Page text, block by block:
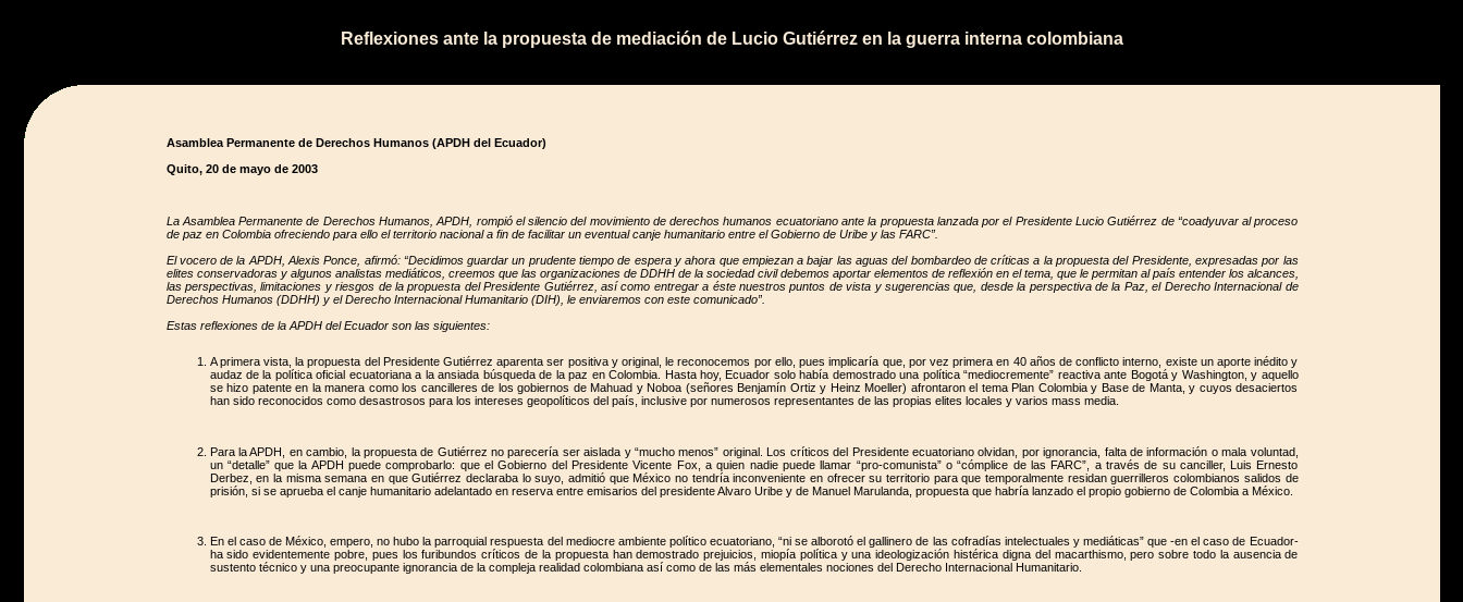
Reflexiones ante la propuesta de mediación de Lucio Gutiérrez en la guerra interna colombiana
Asamblea Permanente de Derechos Humanos (APDH del Ecuador)
Quito, 20 de mayo de 2003
La Asamblea Permanente de Derechos Humanos, APDH, rompió el silencio del movimiento de derechos humanos ecuatoriano ante la propuesta lanzada por el Presidente Lucio Gutiérrez de “coadyuvar al proceso
de paz en Colombia ofreciendo para ello el territorio nacional a fin de facilitar un eventual canje humanitario entre el Gobierno de Uribe y las FARC”.
El vocero de la APDH, Alexis Ponce, afirmó: “Decidimos guardar un prudente tiempo de espera y ahora que empiezan a bajar las aguas del bombardeo de críticas a la propuesta del Presidente, expresadas por las
elites conservadoras y algunos analistas mediáticos, creemos que las organizaciones de DDHH de la sociedad civil debemos aportar elementos de reflexión en el tema, que le permitan al país entender los alcances,
las perspectivas, limitaciones y riesgos de la propuesta del Presidente Gutiérrez, así como entregar a éste nuestros puntos de vista y sugerencias que, desde la perspectiva de la Paz, el Derecho Internacional de
Derechos Humanos (DDHH) y el Derecho Internacional Humanitario (DIH), le enviaremos con este comunicado”.
Estas reflexiones de la APDH del Ecuador son las siguientes:
A primera vista, la propuesta del Presidente Gutiérrez aparenta ser positiva y original, le reconocemos por ello, pues implicaría que, por vez primera en 40 años de conflicto interno, existe un aporte inédito y
audaz de la política oficial ecuatoriana a la ansiada búsqueda de la paz en Colombia. Hasta hoy, Ecuador solo había demostrado una política “mediocremente” reactiva ante Bogotá y Washington, y aquello
se hizo patente en la manera como los cancilleres de los gobiernos de Mahuad y Noboa (señores Benjamín Ortiz y Heinz Moeller) afrontaron el tema Plan Colombia y Base de Manta, y cuyos desaciertos
han sido reconocidos como desastrosos para los intereses geopolíticos del país, inclusive por numerosos representantes de las propias elites locales y varios mass media.
Para la APDH, en cambio, la propuesta de Gutiérrez no parecería ser aislada y “mucho menos” original. Los críticos del Presidente ecuatoriano olvidan, por ignorancia, falta de información o mala voluntad,
un “detalle” que la APDH puede comprobarlo: que el Gobierno del Presidente Vicente Fox, a quien nadie puede llamar “pro-comunista” o “cómplice de las FARC”, a través de su canciller, Luis Ernesto
Derbez, en la misma semana en que Gutiérrez declaraba lo suyo, admitió que México no tendría inconveniente en ofrecer su territorio para que temporalmente residan guerrilleros colombianos salidos de
prisión, si se aprueba el canje humanitario adelantado en reserva entre emisarios del presidente Alvaro Uribe y de Manuel Marulanda, propuesta que habría lanzado el propio gobierno de Colombia a México.
En el caso de México, empero, no hubo la parroquial respuesta del mediocre ambiente político ecuatoriano, “ni se alborotó el gallinero de las cofradías intelectuales y mediáticas” que -en el caso de Ecuador-
ha sido evidentemente pobre, pues los furibundos críticos de la propuesta han demostrado prejuicios, miopía política y una ideologización histérica digna del macarthismo, pero sobre todo la ausencia de
sustento técnico y una preocupante ignorancia de la compleja realidad colombiana así como de las más elementales nociones del Derecho Internacional Humanitario.